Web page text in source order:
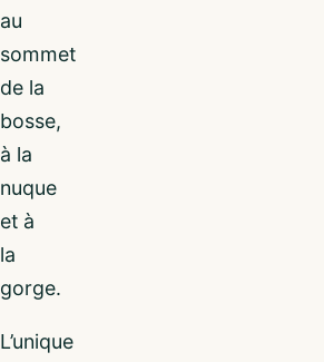
au
sommet
de la
bosse,
à la
nuque
et à
la
gorge.
L’unique